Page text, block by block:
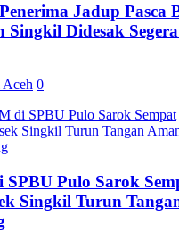
Jadup Pasca
Singkil Didesak
Aceh 0
Pulo Sarok
Singkil Turun